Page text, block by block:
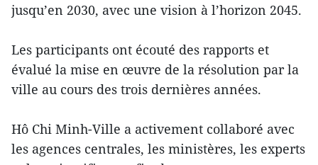
jusqu’en 2030, avec une vision à l’horizon 2045.
Les participants ont écouté des rapports et
évalué la mise en œuvre de la résolution par la
ville au cours des trois dernières années.
Hô Chi Minh-Ville a activement collaboré avec
les agences centrales, les ministères, les experts